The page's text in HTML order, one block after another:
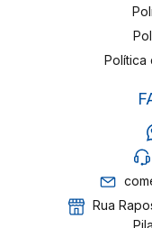
Política
Rua